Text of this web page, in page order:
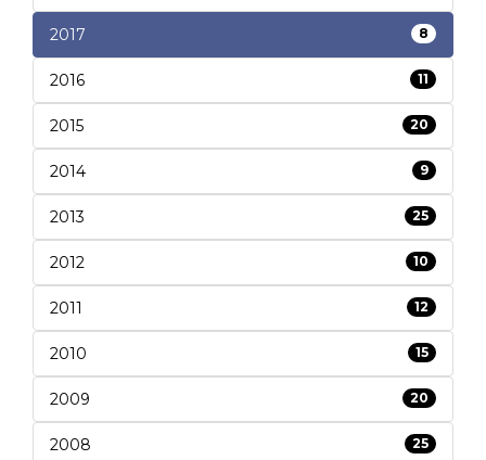
2017 8
2016 11
2015 20
2014 9
2013 25
2012 10
2011 12
2010 15
2009 20
2008 25